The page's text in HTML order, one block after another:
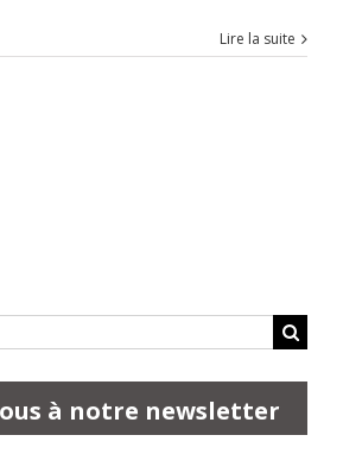
Lire la suite
à notre newsletter